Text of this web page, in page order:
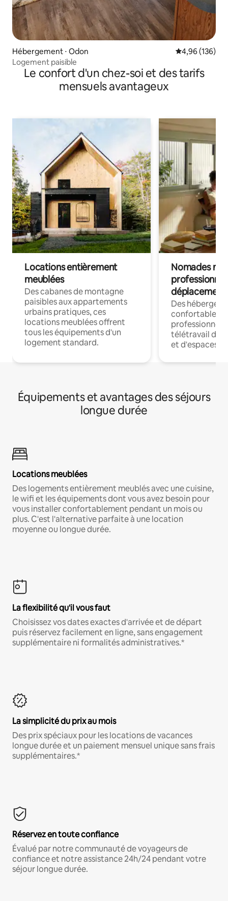
Hébergement ⋅ Odon Évaluation
4,96 (136)
Logement paisible
Le confort d'un chez-soi et des tarifs
mensuels avantageux
Locations entièrement
meublées
Des cabanes de montagne
paisibles aux appartements
urbains pratiques, ces
locations meublées offrent
tous les équipements d'un
logement standard.
Nomades
déplacement
Des
confortables
professionnels
télétravail
et d'espaces
Équipements et avantages des séjours
longue durée
Locations meublées
Des logements entièrement meublés avec une cuisine,
le wifi et les équipements dont vous avez besoin pour
vous installer confortablement pendant un mois ou
plus. C'est l'alternative parfaite à une location
moyenne ou longue durée.
La flexibilité qu'il vous faut
Choisissez vos dates exactes d'arrivée et de départ
puis réservez facilement en ligne, sans engagement
supplémentaire ni formalités administratives.*
La simplicité du prix au mois
Des prix spéciaux pour les locations de vacances
longue durée et un paiement mensuel unique sans frais
supplémentaires.*
Réservez en toute confiance
Évalué par notre communauté de voyageurs de
confiance et notre assistance 24h/24 pendant votre
séjour longue durée.